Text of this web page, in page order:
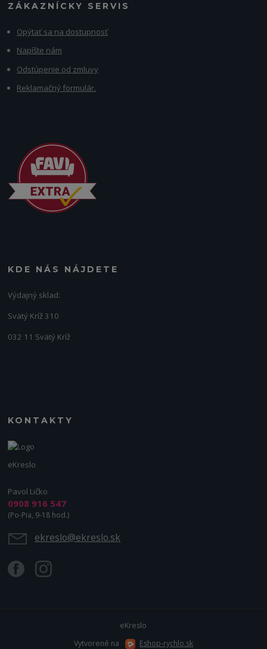
ZÁKAZNÍCKY SERVIS
Opýtať sa na dostupnosť
Napíšte nám
Odstúpenie od zmluvy
Reklamačný formulár.
KDE NÁS NÁJDETE
Výdajný sklad:
Svätý Kríž 310
032 11 Svätý Kríž
KONTAKTY
eKreslo
Pavol Ličko
0908 916 547
(Po-Pia, 9-18 hod.)
ekreslo@ekreslo.sk
eKreslo
Vytvorené na
Eshop-rychlo.sk